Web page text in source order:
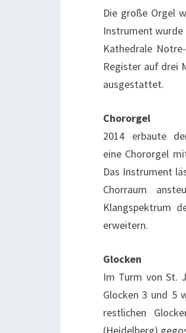
Die große Orgel
Instrument
Kathedrale
Register auf drei
ausgestattet.
Chororgel
2014 erbaute
eine Chororgel
Das Instrument
Chorraum
Klangspektrum
erweitern.
Glocken
Im Turm von St.
Glocken 3 und 5
restlichen